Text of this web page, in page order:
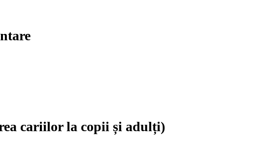
cariilor la copii și adulți)